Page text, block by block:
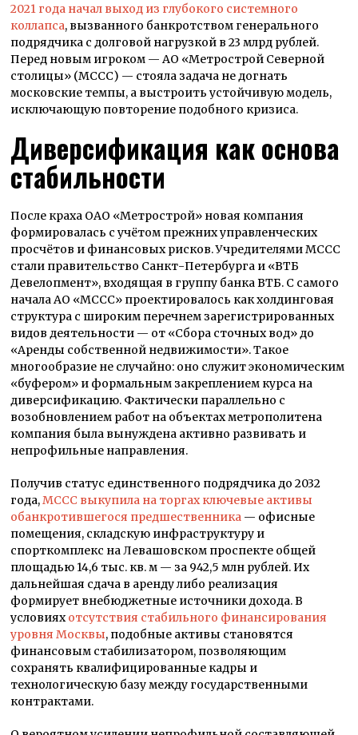
2021 года начал выход из глубокого системного
коллапса, вызванного банкротством генерального
подрядчика с долговой нагрузкой в 23 млрд рублей.
Перед новым игроком — АО «Метрострой Северной
столицы» (МССС) — стояла задача не догнать
московские темпы, а выстроить устойчивую модель,
исключающую повторение подобного кризиса.
Диверсификация как основа
стабильности
После краха ОАО «Метрострой» новая компания
формировалась с учётом прежних управленческих
просчётов и финансовых рисков. Учредителями МССС
стали правительство Санкт-Петербурга и «ВТБ
Девелопмент», входящая в группу банка ВТБ. С самого
начала АО «МССС» проектировалось как холдинговая
структура с широким перечнем зарегистрированных
видов деятельности — от «Сбора сточных вод» до
«Аренды собственной недвижимости». Такое
многообразие не случайно: оно служит экономическим
«буфером» и формальным закреплением курса на
диверсификацию. Фактически параллельно с
возобновлением работ на объектах метрополитена
компания была вынуждена активно развивать и
непрофильные направления.
Получив статус единственного подрядчика до 2032
года,МССС выкупила на торгах ключевые активы
обанкротившегося предшественника — офисные
помещения, складскую инфраструктуру и
спорткомплекс на Левашовском проспекте общей
площадью 14,6 тыс. кв. м — за 942,5 млн рублей. Их
дальнейшая сдача в аренду либо реализация
формирует внебюджетные источники дохода. В
условияхотсутствия стабильного финансирования
уровня Москвы, подобные активы становятся
финансовым стабилизатором, позволяющим
сохранять квалифицированные кадры и
технологическую базу между государственными
контрактами.